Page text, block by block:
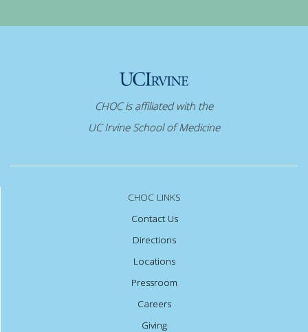
CHOC is affiliated with the
UC Irvine School of Medicine
CHOC LINKS
Contact Us
Directions
Locations
Pressroom
Careers
Giving